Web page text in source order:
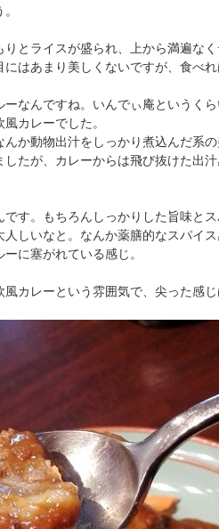
とライスが盛られ、上から満遍な
はあまり美しくないですが、食べれ
なんですね。いんでぃ庵というく
カレーでした。
か動物出汁をしっかり煮込んだ系
たが、カレーからは飛び抜けた出
す。もちろんしっかりした旨味と
しいなと。なんか薬膳的なスパイ
に塞がれている感じ。
カレーという雰囲気で、尖った感じ